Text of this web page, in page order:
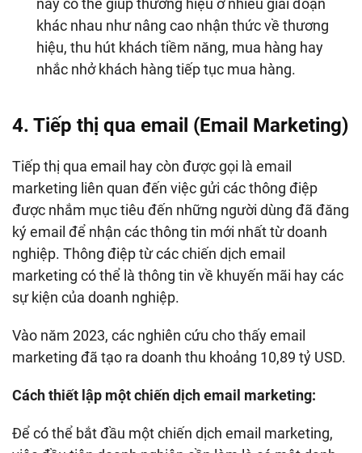
này có thể giúp thương hiệu ở nhiều giai đoạn
khác nhau như nâng cao nhận thức về thương
hiệu, thu hút khách tiềm năng, mua hàng hay
nhắc nhở khách hàng tiếp tục mua hàng.
4. Tiếp thị qua email (Email Marketing)
Tiếp thị qua email hay còn được gọi là email
marketing liên quan đến việc gửi các thông điệp
được nhắm mục tiêu đến những người dùng đã đăng
ký email để nhận các thông tin mới nhất từ doanh
nghiệp. Thông điệp từ các chiến dịch email
marketing có thể là thông tin về khuyến mãi hay các
sự kiện của doanh nghiệp.
Vào năm 2023, các nghiên cứu cho thấy email
marketing đã tạo ra doanh thu khoảng 10,89 tỷ USD.
Cách thiết lập một chiến dịch email marketing:
Để có thể bắt đầu một chiến dịch email marketing,